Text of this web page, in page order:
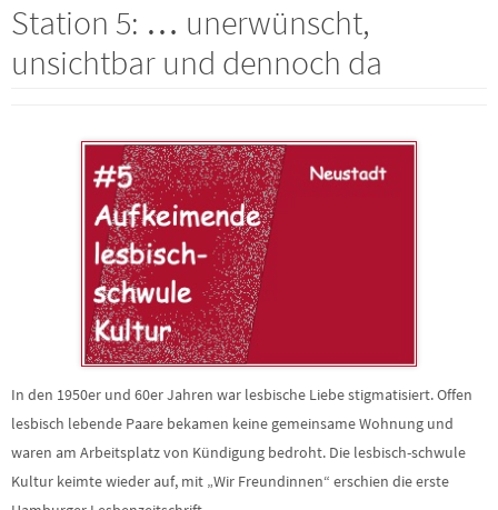
Station 5: … unerwünscht,
unsichtbar und dennoch da
In den 1950er und 60er Jahren war lesbische Liebe stigmatisiert. Offen
lesbisch lebende Paare bekamen keine gemeinsame Wohnung und
waren am Arbeitsplatz von Kündigung bedroht. Die lesbisch-schwule
Kultur keimte wieder auf, mit „Wir Freundinnen“ erschien die erste